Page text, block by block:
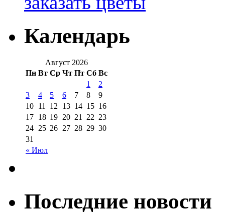
Календарь
Август 2026
Пн Вт Ср Чт Пт Сб Вс
« Июл
1
2
3
4 5 6 7 8
9
10 11 12 13 14 15 16
17 18 19 20 21 22 23
24 25 26 27 28 29 30
31
Последние новости